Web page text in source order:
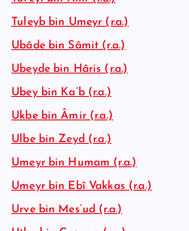
Tuleyb bin Umeyr (r.a.)
Ubâde bin Sâmit (r.a.)
Ubeyde bin Hâris (r.a.)
Ubey bin Ka’b (r.a.)
Ukbe bin Âmir (r.a.)
Ulbe bin Zeyd (r.a.)
Umeyr bin Humam (r.a.)
Umeyr bin Ebî Vakkas (r.a.)
Urve bin Mes’ud (r.a.)